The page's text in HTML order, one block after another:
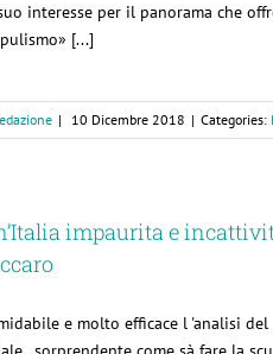
interesse per il panorama che
[...]
| 10 Dicembre 2018 | Categories:
impaurita e
e molto efficace l 'analisi